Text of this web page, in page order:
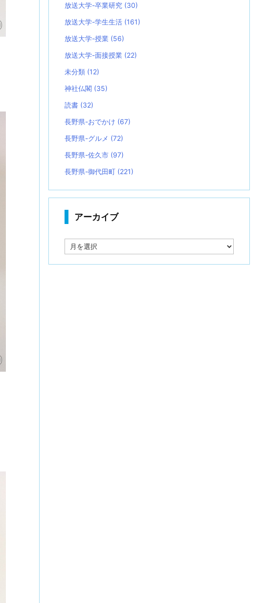
放送大学-卒業研究 (30)
放送大学-学生生活 (161)
放送大学-授業 (56)
放送大学-面接授業 (22)
未分類 (12)
神社仏閣 (35)
読書 (32)
長野県-おでかけ (67)
長野県-グルメ (72)
長野県-佐久市 (97)
長野県-御代田町 (221)
アーカイブ
ー